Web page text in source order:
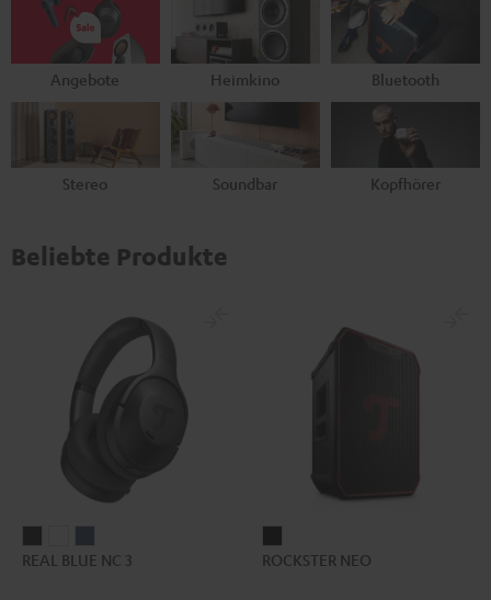
Angebote Heimkino Bluetooth
Stereo Soundbar Kopfhörer
Beliebte Produkte
BLUEBLUEBLUE
REAL BLUE NC 3
NEO
ROCKSTER NEO